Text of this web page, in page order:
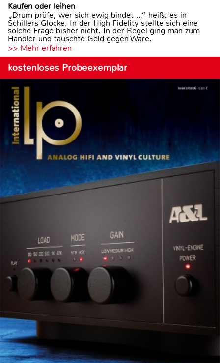
Kaufen oder leihen
„Drum prüfe, wer sich ewig bindet ...“ heißt es in
Schillers Glocke. In der High Fidelity stellte sich eine
solche Frage bisher nicht. In der Regel ging man zum
Händler und tauschte Geld gegen Ware.
>> Mehr erfahren
kostenloses Probeexemplar